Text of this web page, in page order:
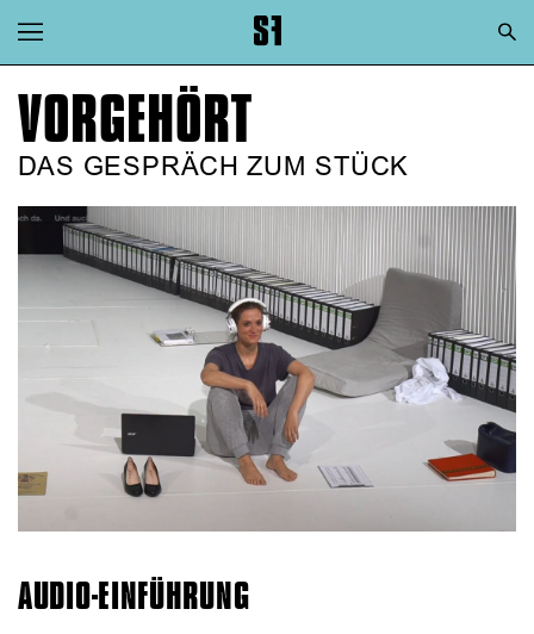
Zur Hauptnavigation springen
Zum Hauptinhalt springen
Zum Footer springen
VORGEHÖRT
DAS GESPRÄCH ZUM STÜCK
AUDIO-EINFÜHRUNG